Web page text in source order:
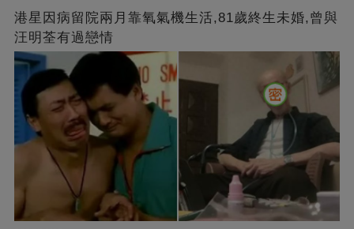
港星因病留院兩月靠氧氣機生活,81歲終生未婚,曾與
汪明荃有過戀情